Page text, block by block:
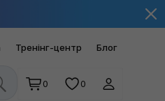
Тренінг-центр Блог
0 0